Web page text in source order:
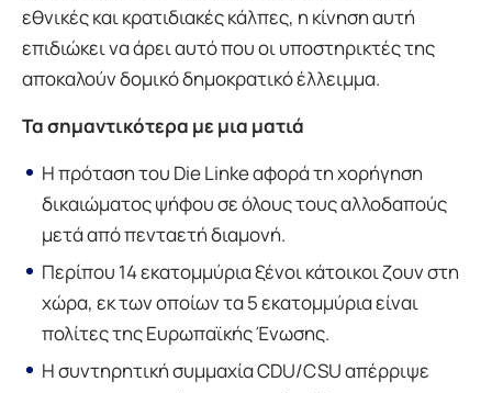
εθνικές και κρατιδιακές κάλπες, η κίνηση αυτή
επιδιώκει να άρει αυτό που οι υποστηρικτές της
αποκαλούν δομικό δημοκρατικό έλλειμμα.
Τα σημαντικότερα με μια ματιά
Η πρόταση του Die Linke αφορά τη χορήγηση
δικαιώματος ψήφου σε όλους τους αλλοδαπούς
μετά από πενταετή διαμονή.
Περίπου 14 εκατομμύρια ξένοι κάτοικοι ζουν στη
χώρα, εκ των οποίων τα 5 εκατομμύρια είναι
πολίτες της Ευρωπαϊκής Ένωσης.
Η συντηρητική συμμαχία CDU/CSU απέρριψε